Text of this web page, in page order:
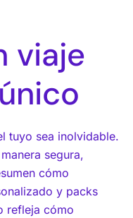
viaje
tuyo sea inolvidable.
segura,
cómo
y packs
refleja cómo